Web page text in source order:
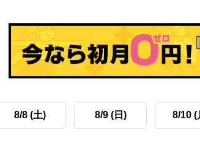
8/8 (土) 8/9 (日) 8/10 (